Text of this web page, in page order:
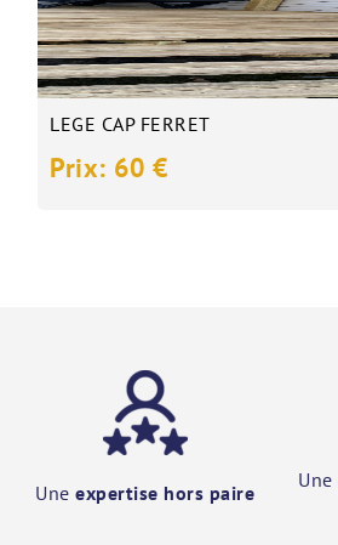
LEGE CAP FERRET
Prix: 60 €
Une expertise hors paire
Une